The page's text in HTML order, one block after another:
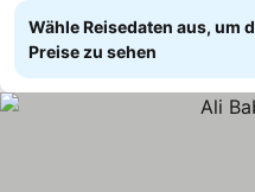
Wähle Reisedaten aus, um
Preise zu sehen